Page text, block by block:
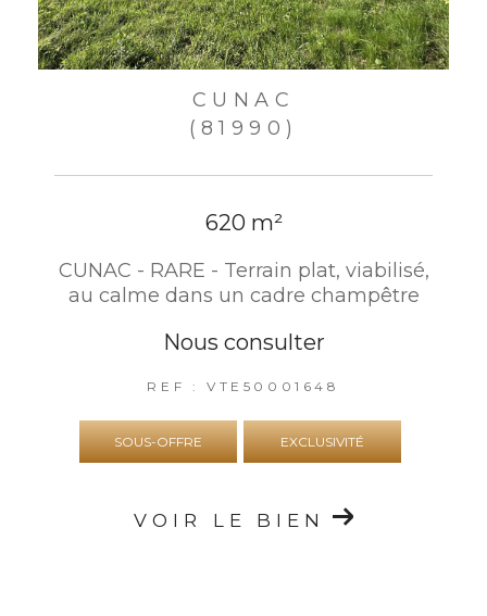
CUNAC
(81990)
620 m²
CUNAC - RARE - Terrain plat, viabilisé,
au calme dans un cadre champêtre
Nous consulter
REF : VTE50001648
SOUS-OFFRE EXCLUSIVITÉ
VOIR LE BIEN